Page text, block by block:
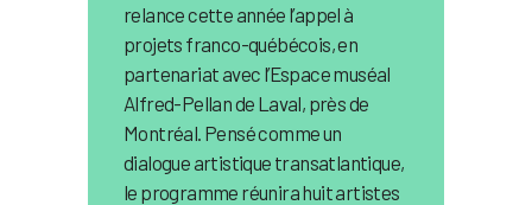
relance cette année l’appel à
projets franco-québécois, en
partenariat avec l’Espace muséal
Alfred-Pellan de Laval, près de
Montréal. Pensé comme un
dialogue artistique transatlantique,
le programme réunira huit artistes